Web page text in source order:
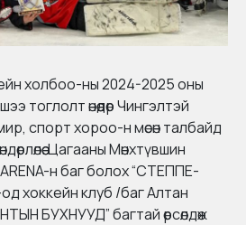
холбоо-ны 2024-2025 оны
тоглолт өнөөдөрЧингэлтэй
спорт хороо-н мөсөн талбайд
Цагааны Мөнхтүвшин
-н баг болох “СТЕППЕ-
хоккейн клуб /баг Алтан
БУХНУУД” багтай өрсөлдөж